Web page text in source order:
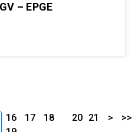
– EPGE
16 17
18
20 21 > >>